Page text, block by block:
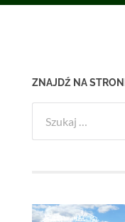
ZNAJDŹ NA